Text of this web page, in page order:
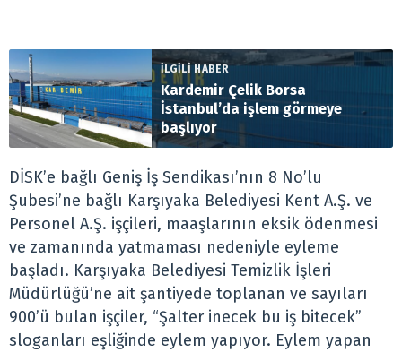
İLGİLİ HABER
Kardemir Çelik Borsa
İstanbul’da işlem görmeye
başlıyor
DİSK’e bağlı Geniş İş Sendikası’nın 8 No’lu
Şubesi’ne bağlı Karşıyaka Belediyesi Kent A.Ş. ve
Personel A.Ş. işçileri, maaşlarının eksik ödenmesi
ve zamanında yatmaması nedeniyle eyleme
başladı. Karşıyaka Belediyesi Temizlik İşleri
Müdürlüğü’ne ait şantiyede toplanan ve sayıları
900’ü bulan işçiler, “Şalter inecek bu iş bitecek”
sloganları eşliğinde eylem yapıyor. Eylem yapan